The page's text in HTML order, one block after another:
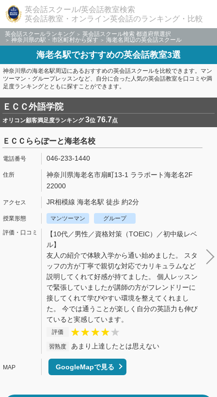
英会話スクール/英会話教室検索
英会話教室・オンライン英会話のランキング・比較
英会話スクールランキング
英会話スクール検索 都道府県選択
神奈川県の駅・市区町村から探す
海老名周辺の英会話スクール
海老名駅でおすすめの英会話教室3選
神奈川県の海老名駅周辺にあるおすすめの英会話スクールを比較できます。マン
ツーマン・グループレッスンなど、自分に合った人気の英会話教室を口コミや満
足度ランキングとともに探すことができます。
ＥＣＣ外語学院
オリコン顧客満足度ランキング3位 76.7点
ＥＣＣららぽーと海老名校
046-233-1440
神奈川県海老名市扇町13-1 ララポート海老名2F
22000
JR相模線 海老名駅 徒歩 約2分
マンツーマン グループ
【10代／男性／資格対策（TOEIC）／初中級レベ
ル】
友人の紹介で体験入学から通い始めました。 スタ
ッフの方が丁寧で親切な対応でカリキュラムなど
説明してくれて好感が持てました。 個人レッスン
で緊張していましたが講師の方がフレンドリーに
接してくれて学びやすい環境を整えてくれまし
た。 今では通うことが楽しく自分の英語力も伸び
ていると実感しています。
評価
習熟度 あまり上達したとは思えない
GoogleMapで見る